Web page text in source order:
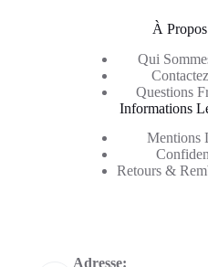
À Propos
Qui
Questions
Informations
Mentions
Retours &
Adresse: